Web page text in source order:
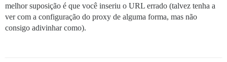
melhor suposição é que você inseriu o URL errado (talvez tenha a
ver com a configuração do proxy de alguma forma, mas não
consigo adivinhar como).